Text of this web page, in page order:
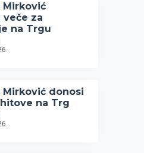
Mirković
za
na Trgu
Mirković donosi
na Trg